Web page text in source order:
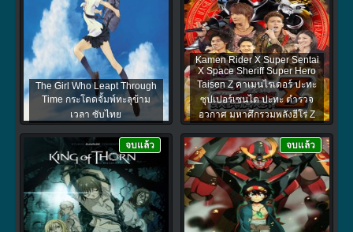
The Girl Who Leapt Through
Time กระโดดจั้มพ์ทะลุข้าม
เวลา ซับไทย
Kamen Rider X Super Sentai
X Space Sheriff Super Hero
Taisen Z คาเมนไรเดอร์ ปะทะ
ซุปเปอร์เซนไต ปะทะ ตำรวจ
อวกาศ มหาศึกรวมพลังฮีโร่ Z
จบแล้ว จบแล้ว